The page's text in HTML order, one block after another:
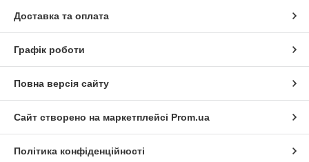
Доставка та оплата
Графік роботи
Повна версія сайту
Сайт створено на маркетплейсі Prom.ua
Політика конфіденційності